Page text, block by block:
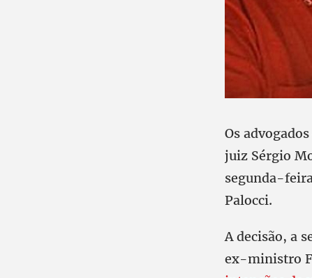
Os
juiz Sérgio
segunda-
Palocci.
A decisão, a
ex-ministro